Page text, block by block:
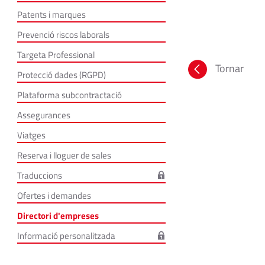
Patents i marques
Prevenció riscos laborals
Targeta Professional
Protecció dades (RGPD)
Plataforma subcontractació
Assegurances
Viatges
Reserva i lloguer de sales
Traduccions
Ofertes i demandes
Directori d'empreses
Informació personalitzada
Tornar